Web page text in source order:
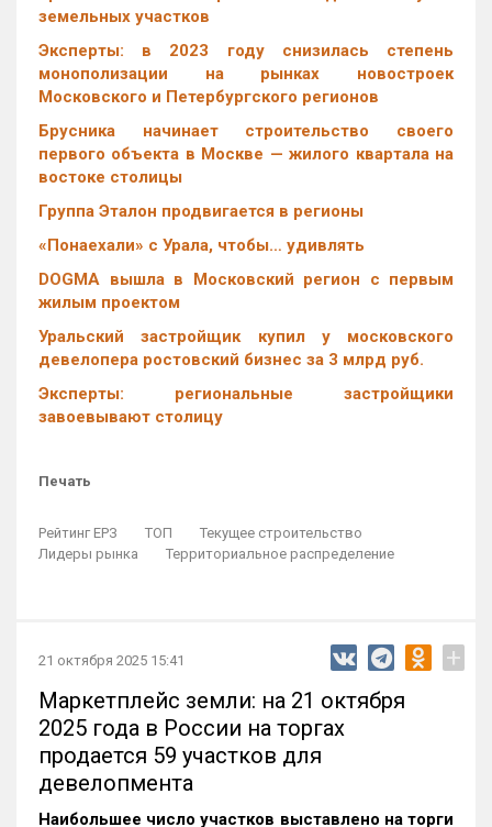
земельных участков
Эксперты: в 2023 году снизилась степень
монополизации на рынках новостроек
Московского и Петербургского регионов
Брусника начинает строительство своего
первого объекта в Москве — жилого квартала на
востоке столицы
Группа Эталон продвигается в регионы
«Понаехали» с Урала, чтобы… удивлять
DOGMA вышла в Московский регион с первым
жилым проектом
Уральский застройщик купил у московского
девелопера ростовский бизнес за 3 млрд руб.
Эксперты: региональные застройщики
завоевывают столицу
Печать
Рейтинг ЕРЗ ТОП
Текущее строительство
Лидеры рынка
Территориальное распределение
21 октября 2025 15:41 +
Маркетплейс земли: на 21 октября
2025 года в России на торгах
продается 59 участков для
девелопмента
Наибольшее число участков выставлено на торги